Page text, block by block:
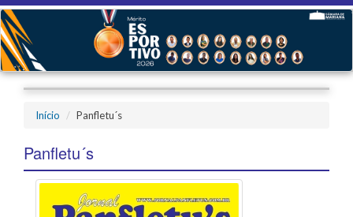
Início Panfletu´s
Panfletu´s